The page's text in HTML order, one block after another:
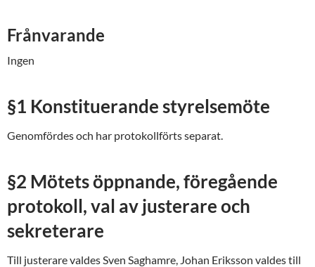
Frånvarande
Ingen
§1 Konstituerande styrelsemöte
Genomfördes och har protokollförts separat.
§2 Mötets öppnande, föregående
protokoll, val av justerare och
sekreterare
Till justerare valdes Sven Saghamre, Johan Eriksson valdes till